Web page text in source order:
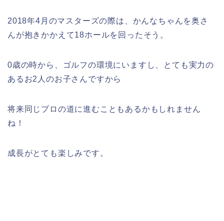
2018年4月のマスターズの際は、かんなちゃんを奥さ
んが抱きかかえて18ホールを回ったそう。
0歳の時から、ゴルフの環境にいますし、とても実力の
あるお2人のお子さんですから
将来同じプロの道に進むこともあるかもしれません
ね！
成長がとても楽しみです。